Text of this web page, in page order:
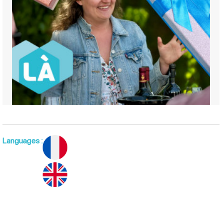
Languages: